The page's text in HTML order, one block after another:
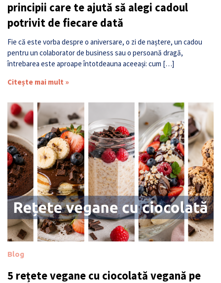
principii care te ajută să alegi cadoul
potrivit de fiecare dată
Fie că este vorba despre o aniversare, o zi de naștere, un cadou
pentru un colaborator de business sau o persoană dragă,
întrebarea este aproape întotdeauna aceeași: cum […]
Citește mai mult »
Blog
5 rețete vegane cu ciocolată vegană pe